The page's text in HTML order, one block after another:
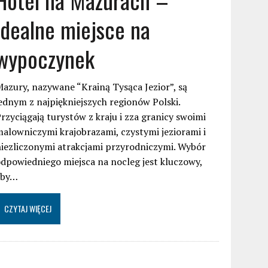
miejsce na
nazywane “Krainą Tysąca Jezior”, są
z najpiękniejszych regionów Polski.
turystów z kraju i zza granicy swoimi
krajobrazami, czystymi jeziorami i
atrakcjami przyrodniczymi. Wybór
miejsca na nocleg jest kluczowy,
CZYTAJ WIĘCEJ